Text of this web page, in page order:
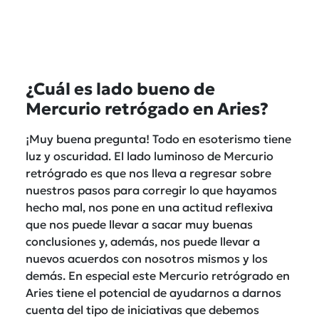
¿Cuál es lado bueno de
Mercurio retrógado en Aries?
¡Muy buena pregunta! Todo en esoterismo tiene
luz y oscuridad. El lado luminoso de Mercurio
retrógrado es que nos lleva a regresar sobre
nuestros pasos para corregir lo que hayamos
hecho mal, nos pone en una actitud reflexiva
que nos puede llevar a sacar muy buenas
conclusiones y, además, nos puede llevar a
nuevos acuerdos con nosotros mismos y los
demás. En especial este Mercurio retrógrado en
Aries tiene el potencial de ayudarnos a darnos
cuenta del tipo de iniciativas que debemos